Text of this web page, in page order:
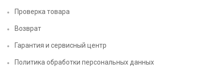
Проверка товара
Возврат
Гарантия и сервисный центр
Политика обработки персональных данных